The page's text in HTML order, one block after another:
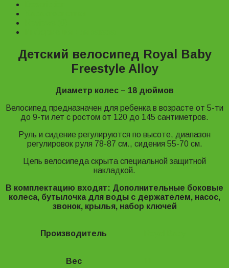
Детский велосипед Royal Baby
Freestyle Alloy
Диаметр колес – 18 дюймов
Велосипед предназначен для ребенка в возрасте от 5-ти
до 9-ти лет с ростом от 120 до 145 сантиметров.
Руль и сидение регулируются по высоте, диапазон
регулировок руля 78-87 см., сидения 55-70 см.
Цепь велосипеда скрыта специальной защитной
накладкой.
В комплектацию входят: Дополнительные боковые
колеса, бутылочка для воды с держателем, насос,
звонок, крылья, набор ключей
Производитель
Вес